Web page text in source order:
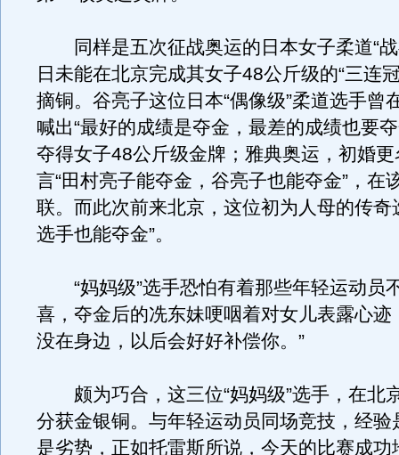
同样是五次征战奥运的日本女子柔道“战
日未能在北京完成其女子48公斤级的“三连
摘铜。谷亮子这位日本“偶像级”柔道选手曾
喊出“最好的成绩是夺金，最差的成绩也要
夺得女子48公斤级金牌；雅典奥运，初婚
言“田村亮子能夺金，谷亮子也能夺金”，在
联。而此次前来北京，这位初为人母的传奇
选手也能夺金”。
“妈妈级”选手恐怕有着那些年轻运动员
喜，夺金后的冼东妹哽咽着对女儿表露心迹
没在身边，以后会好好补偿你。”
颇为巧合，这三位“妈妈级”选手，在北
分获金银铜。与年轻运动员同场竞技，经验
是劣势，正如托雷斯所说，今天的比赛成功